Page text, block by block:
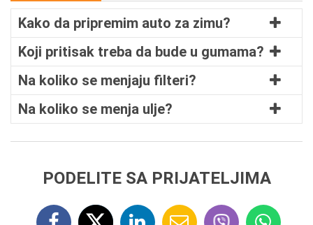
Kako da pripremim auto za zimu?
Koji pritisak treba da bude u gumama?
Na koliko se menjaju filteri?
Na koliko se menja ulje?
PODELITE SA PRIJATELJIMA